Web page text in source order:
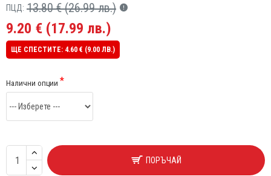
9.20 € (17.99 лв.)
ПЦД: 13.80 € (26.99 лв.)
ЩЕ СПЕСТИТЕ: 4.60 € (9.00 ЛВ.)
Налични опции
ПОРЪЧАЙ